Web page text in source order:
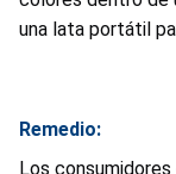
una lata portátil
Remedio:
Los